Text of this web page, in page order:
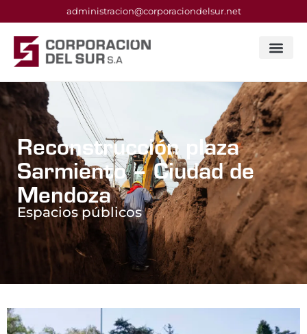
administracion@corporaciondelsur.net
Reconstrucción plaza
Sarmiento – Ciudad de
Mendoza
Espacios públicos